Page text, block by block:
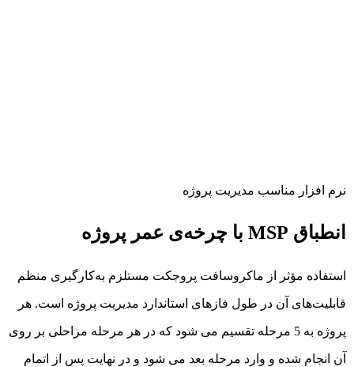
نرم افزار مناسب مدیریت پروژه
انطباق MSP با چرخه‌ی عمر پروژه
استفاده مؤثر از ماکروسافت پروجکت مستلزم به‌کارگیری منظم
قابلیت‌های آن در طول فازهای استاندارد مدیریت پروژه است. هر
پروژه به 5 مرحله تقسیم می شود که در هر مرحله مراحلی بر روی
آن انجام شده و وارد مرحله بعد می شود و در نهایت پس از اتمام